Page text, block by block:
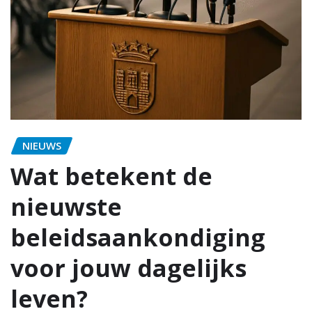
NIEUWS
Wat betekent de
nieuwste
beleidsaankondiging
voor jouw dagelijks
leven?